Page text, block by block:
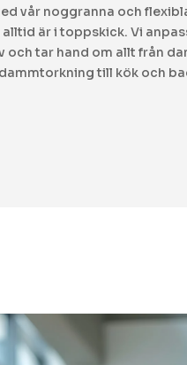
vår noggranna och
är i toppskick. Vi
och tar hand om allt från
dammtorkning till kök och